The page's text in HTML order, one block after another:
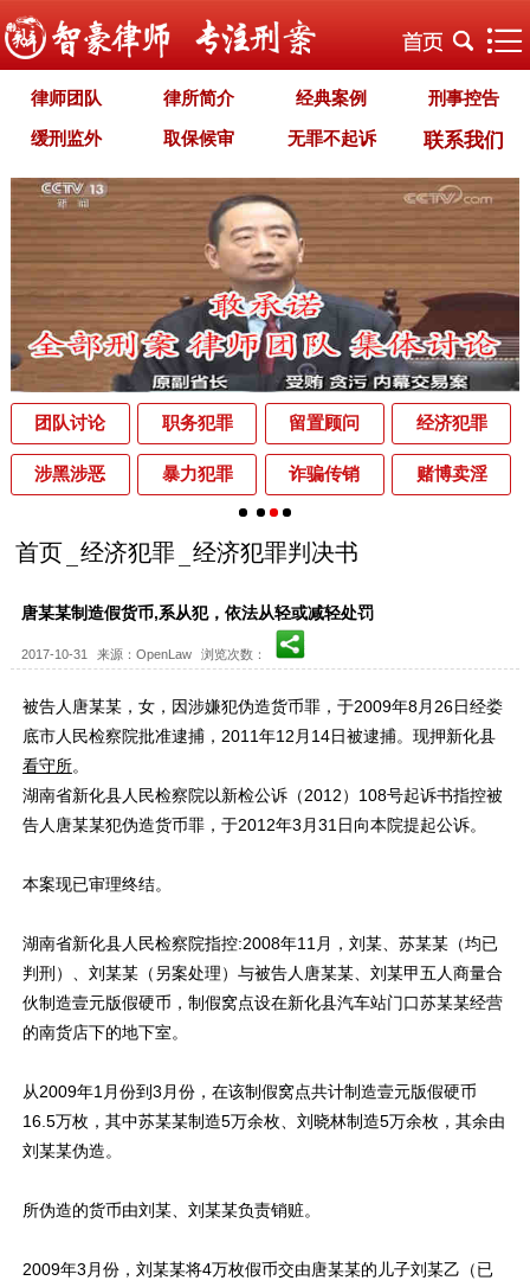
律师团队 律所简介 经典案例 刑事控告
缓刑监外 取保候审 无罪不起诉 联系我们
职务犯罪 经济犯罪 毒品犯罪 罪名专题
智豪文化 自首立功 首席律师致辞 智豪视野
刑罚种类 刑事法规 犯罪释义 刑事知识
法律援助 刑事资讯 刑事文书 案件动态
辩护词集 常见问题 办理中的案件 业务范围
为什么选择智豪 办案机关 中国法律讲堂 辨别伪专业
罪名解析库 网站地图
团队讨论 职务犯罪 留置顾问 经济犯罪
涉黑涉恶 暴力犯罪 诈骗传销 赌博卖淫
首页 经济犯罪 经济犯罪判决书
唐某某制造假货币,系从犯，依法从轻或减轻处罚
2017-10-31 来源：OpenLaw 浏览次数：
被告人唐某某，女，因涉嫌犯伪造货币罪，于2009年8月26日经娄
底市人民检察院批准逮捕，2011年12月14日被逮捕。现押新化县
看守所。
湖南省新化县人民检察院以新检公诉（2012）108号起诉书指控被
告人唐某某犯伪造货币罪，于2012年3月31日向本院提起公诉。
本案现已审理终结。
湖南省新化县人民检察院指控:2008年11月，刘某、苏某某（均已
判刑）、刘某某（另案处理）与被告人唐某某、刘某甲五人商量合
伙制造壹元版假硬币，制假窝点设在新化县汽车站门口苏某某经营
的南货店下的地下室。
从2009年1月份到3月份，在该制假窝点共计制造壹元版假硬币
16.5万枚，其中苏某某制造5万余枚、刘晓林制造5万余枚，其余由
刘某某伪造。
所伪造的货币由刘某、刘某某负责销赃。
2009年3月份，刘某某将4万枚假币交由唐某某的儿子刘某乙（已